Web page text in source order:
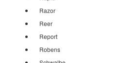
Razor
Reer
Report
Robens